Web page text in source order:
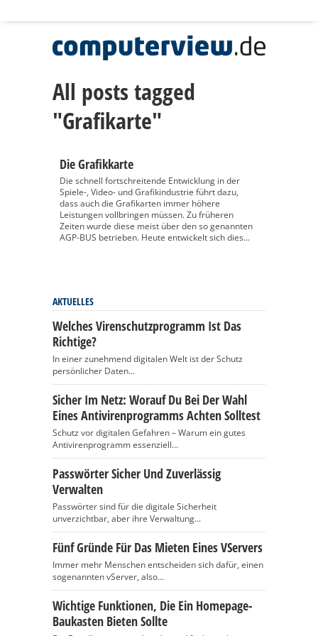
All posts tagged
"Grafikarte"
Die Grafikkarte
Die schnell fortschreitende Entwicklung in der
Spiele-, Video- und Grafikindustrie führt dazu,
dass auch die Grafikarten immer höhere
Leistungen vollbringen müssen. Zu früheren
Zeiten wurde diese meist über den so genannten
AGP-BUS betrieben. Heute entwickelt sich dies...
AKTUELLES
Welches Virenschutzprogramm Ist Das
Richtige?
In einer zunehmend digitalen Welt ist der Schutz
persönlicher Daten...
Sicher Im Netz: Worauf Du Bei Der Wahl
Eines Antivirenprogramms Achten Solltest
Schutz vor digitalen Gefahren – Warum ein gutes
Antivirenprogramm essenziell...
Passwörter Sicher Und Zuverlässig
Verwalten
Passwörter sind für die digitale Sicherheit
unverzichtbar, aber ihre Verwaltung...
Fünf Gründe Für Das Mieten Eines VServers
Immer mehr Menschen entscheiden sich dafür, einen
sogenannten vServer, also...
Wichtige Funktionen, Die Ein Homepage-
Baukasten Bieten Sollte